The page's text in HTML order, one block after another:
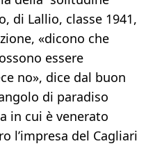
di Lallio, classe 1941,
«dicono che
essere
no», dice dal buon
di paradiso
in cui è venerato
l’impresa del Cagliari